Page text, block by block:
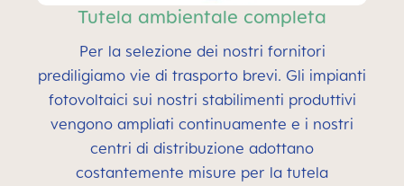
Tutela ambientale completa
Per la selezione dei nostri fornitori
prediligiamo vie di trasporto brevi. Gli impianti
fotovoltaici sui nostri stabilimenti produttivi
vengono ampliati continuamente e i nostri
centri di distribuzione adottano
costantemente misure per la tutela